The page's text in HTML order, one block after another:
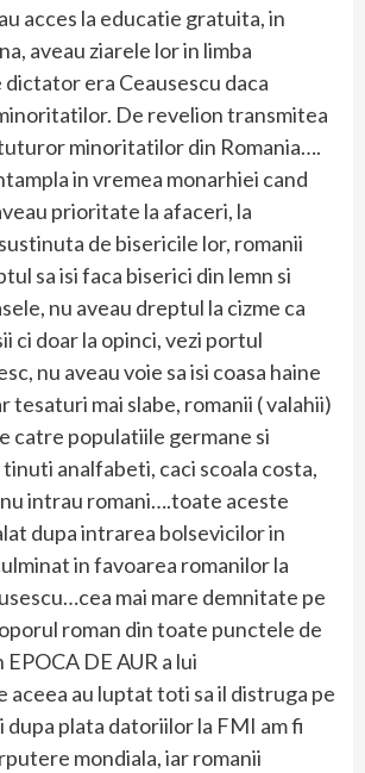
acces la educatie gratuita, in
aveau ziarele lor in limba
dictator era Ceausescu daca
De revelion transmitea
minoritatilor din Romania….
in vremea monarhiei cand
prioritate la afaceri, la
de bisericile lor, romanii
sa isi faca biserici din lemn si
nu aveau dreptul la cizme ca
ci doar la opinci, vezi portul
nu aveau voie sa isi coasa haine
tesaturi mai slabe, romanii ( valahii)
catre populatiile germane si
analfabeti, caci scoala costa,
intrau romani….toate aceste
dupa intrarea bolsevicilor in
in favoarea romanilor la
mai mare demnitate pe
roman din toate punctele de
DE AUR a lui
aceea au luptat toti sa il distruga pe
dupa plata datoriilor la FMI am fi
mondiala, iar romanii